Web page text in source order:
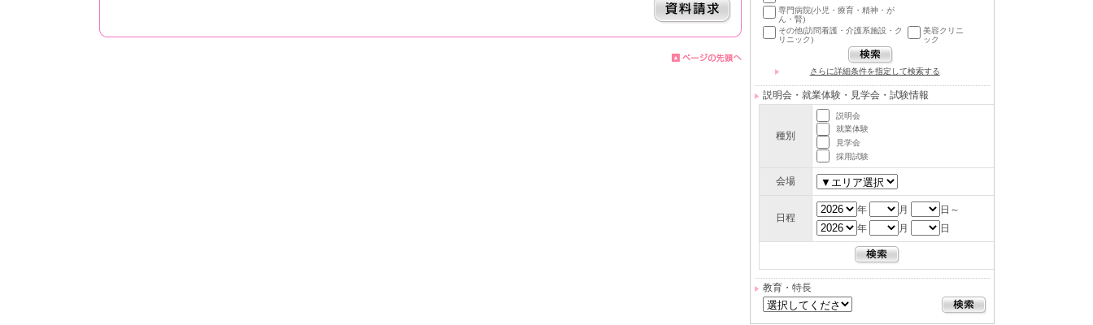
専門病院(小児・療育・精神・が
ん・腎)
その他(訪問看護・介護系施設・ク
リニック)
美容クリニ
ック
さらに詳細条件を指定して検索する
説明会・就業体験・見学会・試験情報
種別
説明会
就業体験
見学会
採用試験
会場
日程
年 月
日～
年
月 日
教育・特長